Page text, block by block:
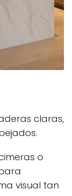
claras,
o
visual tan